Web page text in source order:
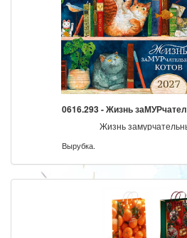
0616.293 - Жизнь
Жизнь
Вырубка.